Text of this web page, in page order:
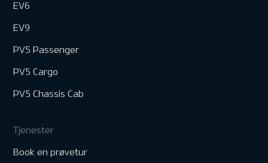
EV6
EV9
PV5 Passenger
PV5 Cargo
PV5 Chassis Cab
Tjenester
Book en prøvetur